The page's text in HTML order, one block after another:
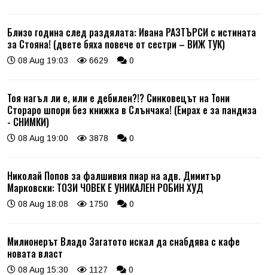
Близо година след раздялата: Ивана РАЗТЪРСИ с истината
за Стояна! (двете бяха повече от сестри – ВИЖ ТУК)
08 Aug 19:03 6629 0
Тоя нагъл ли е, или е дебилен?!? Синковецът на Тони
Стораро шпори без книжка в Слънчака! (Емрах е за пандиза
- СНИМКИ)
08 Aug 19:00 3878 0
Николай Попов за фалшивия пиар на адв. Димитър
Марковски: ТОЗИ ЧОВЕК Е УНИКАЛЕН РОБИН ХУД
08 Aug 18:08 1750 0
Милионерът Владо Загатото искал да снабдява с кафе
новата власт
08 Aug 15:30 1127 0